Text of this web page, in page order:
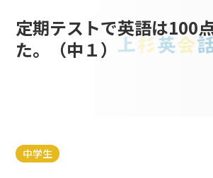
定期テストで英語は100
た。（中１）
中学生